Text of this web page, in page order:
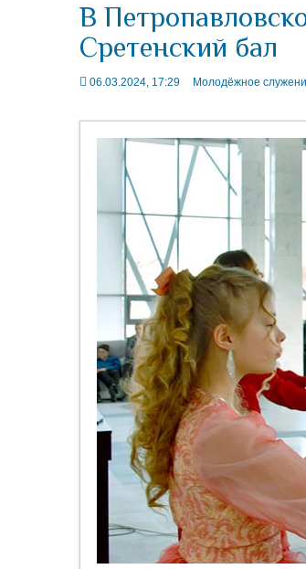
В
Сретенский бал
06.03.2024, 17:29 Молодёжное